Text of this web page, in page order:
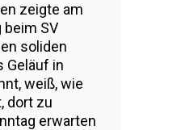
zeigte am
beim SV
soliden
Geläuf in
weiß, wie
dort zu
erwarten